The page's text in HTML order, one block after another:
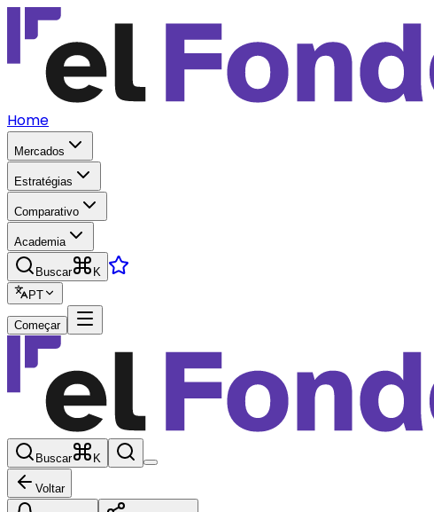
Home
Mercados
Estratégias
Comparativo
Academia
Buscar
K
PT
Começar
Buscar K
Voltar